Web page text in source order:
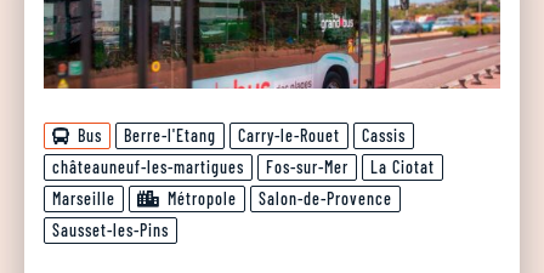
Bus Berre-l'Etang Carry-le-Rouet
Cassis
châteauneuf-les-martigues
Fos-sur-Mer
La Ciotat
Marseille
Métropole
Salon-de-Provence
Sausset-les-Pins